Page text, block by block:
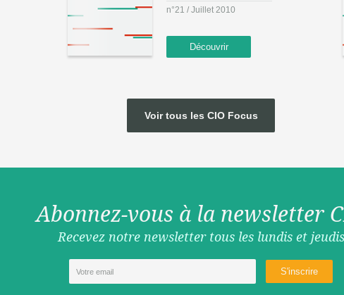
n°21 / Juillet 2010
Découvrir
Voir tous les CIO Focus
Abonnez-vous à la newsletter
Recevez notre newsletter tous les lundis et jeudis